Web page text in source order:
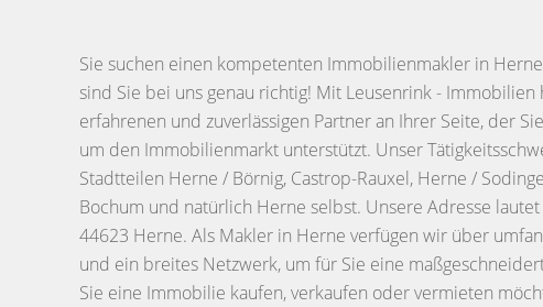
Sie suchen einen kompetenten Immobilienmakler in
sind Sie bei uns genau richtig! Mit Leusenrink - Immobilien
erfahrenen und zuverlässigen Partner an Ihrer Seite, der
um den Immobilienmarkt unterstützt. Unser
Stadtteilen Herne / Börnig, Castrop-Rauxel, Herne /
Bochum und natürlich Herne selbst. Unsere Adresse
44623 Herne. Als Makler in Herne verfügen wir über
und ein breites Netzwerk, um für Sie eine
Sie eine Immobilie kaufen, verkaufen oder vermieten